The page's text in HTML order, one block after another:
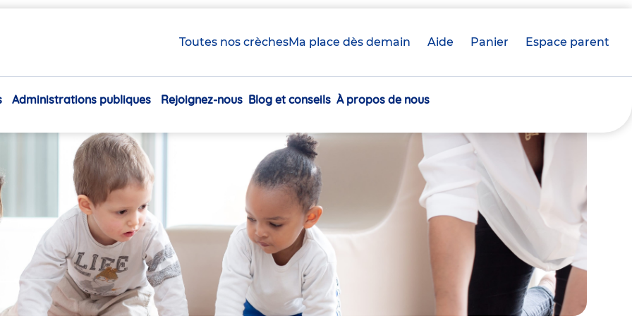
Toutes nos crèchesMa place dès demain Aide Panier crèche(s)
Espace parent
Navigation
Administrations publiques Rejoignez-nous Blog et conseils À propos de nous